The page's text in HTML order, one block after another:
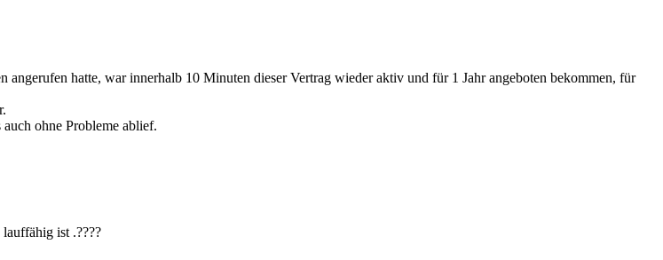
hatte, war innerhalb 10 Minuten dieser Vertrag wieder aktiv und für 1 Jahr angeboten bekommen, für
ohne Probleme ablief.
ist .????